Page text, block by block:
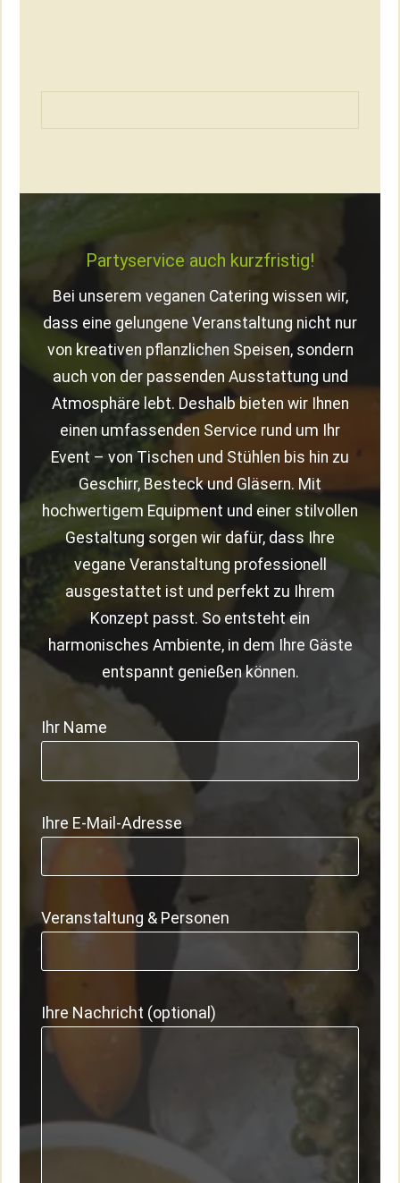
Partyservice auch kurzfristig!
Bei unserem veganen Catering wissen wir,
dass eine gelungene Veranstaltung nicht nur
von kreativen pflanzlichen Speisen, sondern
auch von der passenden Ausstattung und
Atmosphäre lebt. Deshalb bieten wir Ihnen
einen umfassenden Service rund um Ihr
Event – von Tischen und Stühlen bis hin zu
Geschirr, Besteck und Gläsern. Mit
hochwertigem Equipment und einer stilvollen
Gestaltung sorgen wir dafür, dass Ihre
vegane Veranstaltung professionell
ausgestattet ist und perfekt zu Ihrem
Konzept passt. So entsteht ein
harmonisches Ambiente, in dem Ihre Gäste
entspannt genießen können.
Ihr Name
Ihre E-Mail-Adresse
Veranstaltung & Personen
Ihre Nachricht (optional)